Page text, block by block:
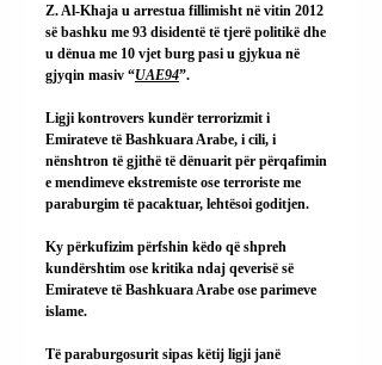
Z. Al-Khaja u arrestua fillimisht në vitin 2012
së bashku me 93 disidentë të tjerë politikë dhe
u dënua me 10 vjet burg pasi u gjykua në
gjyqin masiv “UAE94”.
Ligji kontrovers kundër terrorizmit i
Emirateve të Bashkuara Arabe, i cili, i
nënshtron të gjithë të dënuarit për përqafimin
e mendimeve ekstremiste ose terroriste me
paraburgim të pacaktuar, lehtësoi goditjen.
Ky përkufizim përfshin këdo që shpreh
kundërshtim ose kritika ndaj qeverisë së
Emirateve të Bashkuara Arabe ose parimeve
islame.
Të paraburgosurit sipas këtij ligji janë